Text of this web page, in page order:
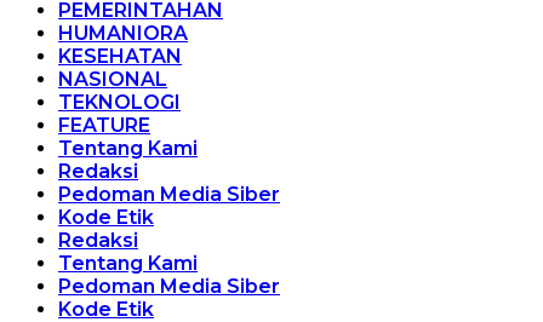
PEMERINTAHAN
HUMANIORA
KESEHATAN
NASIONAL
TEKNOLOGI
FEATURE
Tentang Kami
Redaksi
Pedoman Media Siber
Kode Etik
Redaksi
Tentang Kami
Pedoman Media Siber
Kode Etik